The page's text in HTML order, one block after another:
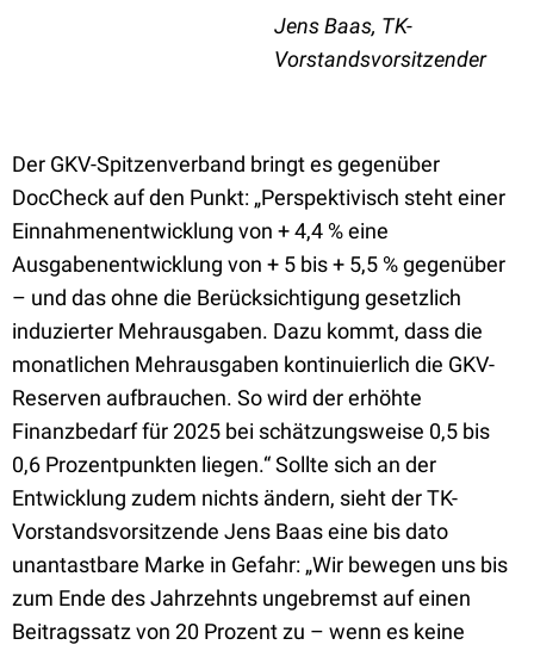
Jens Baas, TK-
Vorstandsvorsitzender
Der GKV-Spitzenverband bringt es gegenüber
DocCheck auf den Punkt: „Perspektivisch steht einer
Einnahmenentwicklung von + 4,4 % eine
Ausgabenentwicklung von + 5 bis + 5,5 % gegenüber
– und das ohne die Berücksichtigung gesetzlich
induzierter Mehrausgaben. Dazu kommt, dass die
monatlichen Mehrausgaben kontinuierlich die GKV-
Reserven aufbrauchen. So wird der erhöhte
Finanzbedarf für 2025 bei schätzungsweise 0,5 bis
0,6 Prozentpunkten liegen.“ Sollte sich an der
Entwicklung zudem nichts ändern, sieht der TK-
Vorstandsvorsitzende Jens Baas eine bis dato
unantastbare Marke in Gefahr: „Wir be­wegen uns bis
zum Ende des Jahrzehnts ungebremst auf einen
Beitragssatz von 20 Prozent zu – wenn es keine